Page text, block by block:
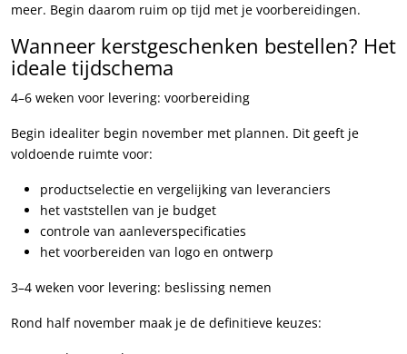
meer. Begin daarom ruim op tijd met je voorbereidingen.
Wanneer kerstgeschenken bestellen? Het
ideale tijdschema
4–6 weken voor levering: voorbereiding
Begin idealiter begin november met plannen. Dit geeft je
voldoende ruimte voor:
productselectie en vergelijking van leveranciers
het vaststellen van je budget
controle van aanleverspecificaties
het voorbereiden van logo en ontwerp
3–4 weken voor levering: beslissing nemen
Rond half november maak je de definitieve keuzes: